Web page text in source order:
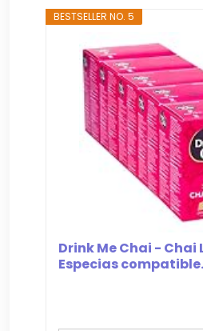
BESTSELLER NO. 5
Drink Me Chai - Chai
Especias